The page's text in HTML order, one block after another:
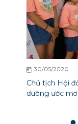
30/05/2020
Chủ tịch Hội
dưỡng ước